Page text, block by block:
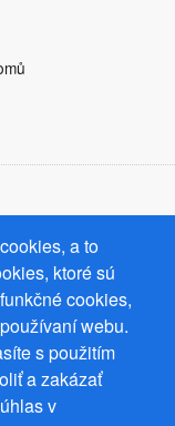
a to
ktoré sú
cookies,
webu.
s použitím
a zakázať
v
MBA, Ostrov 256, 561